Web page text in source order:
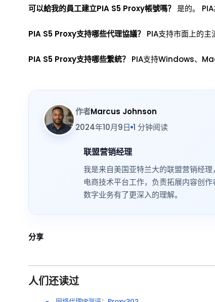
可以給我的員工建立PIA S5 Proxy帳號嗎？ 是的。
PIA S5 Proxy支持哪些代理協議？ PIA支持市面上的
PIA S5 Proxy支持哪些繫統？ PIA支持Windows、
作者Marcus Johnson
2024年10月9日 1 分钟阅读
联盟营销经理
我是来自美国亚特兰大的联盟营销经
电商技术平台工作，负责拓展内容创
数字业务有了更深入的理解。
分享
人们还读过